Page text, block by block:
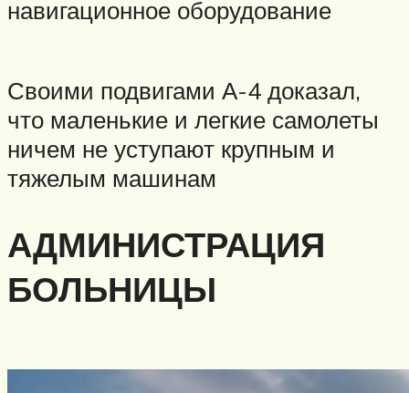
навигационное оборудование
Своими подвигами А-4 доказал,
что маленькие и легкие самолеты
ничем не уступают крупным и
тяжелым машинам
АДМИНИСТРАЦИЯ
БОЛЬНИЦЫ